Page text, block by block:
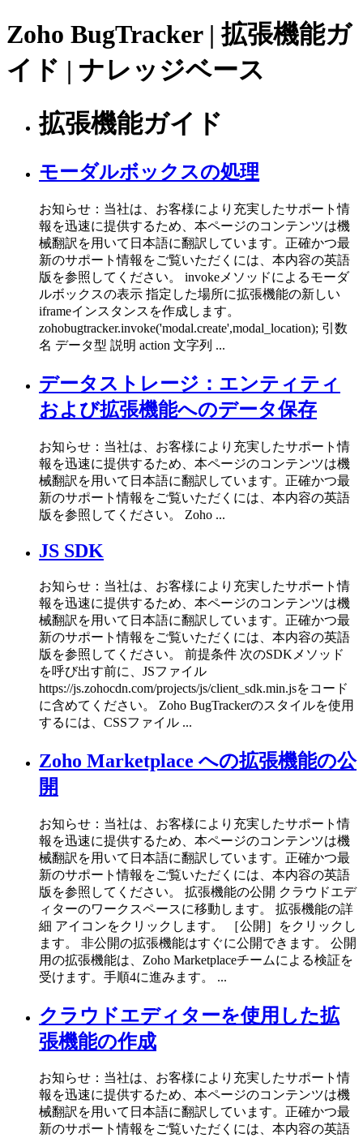
Zoho BugTracker | 拡張機能ガ
イド | ナレッジベース
拡張機能ガイド
モーダルボックスの処理
お知らせ：当社は、お客様により充実したサポート情
報を迅速に提供するため、本ページのコンテンツは機
械翻訳を用いて日本語に翻訳しています。正確かつ最
新のサポート情報をご覧いただくには、本内容の英語
版を参照してください。 invokeメソッドによるモーダ
ルボックスの表示 指定した場所に拡張機能の新しい
iframeインスタンスを作成します。
zohobugtracker.invoke('modal.create',modal_location); 引数
名 データ型 説明 action 文字列 ...
データストレージ：エンティティ
および拡張機能へのデータ保存
お知らせ：当社は、お客様により充実したサポート情
報を迅速に提供するため、本ページのコンテンツは機
械翻訳を用いて日本語に翻訳しています。正確かつ最
新のサポート情報をご覧いただくには、本内容の英語
版を参照してください。 Zoho ...
JS SDK
お知らせ：当社は、お客様により充実したサポート情
報を迅速に提供するため、本ページのコンテンツは機
械翻訳を用いて日本語に翻訳しています。正確かつ最
新のサポート情報をご覧いただくには、本内容の英語
版を参照してください。 前提条件 次のSDKメソッド
を呼び出す前に、JSファイル
https://js.zohocdn.com/projects/js/client_sdk.min.jsをコード
に含めてください。 Zoho BugTrackerのスタイルを使用
するには、CSSファイル ...
Zoho Marketplace への拡張機能の公
開
お知らせ：当社は、お客様により充実したサポート情
報を迅速に提供するため、本ページのコンテンツは機
械翻訳を用いて日本語に翻訳しています。正確かつ最
新のサポート情報をご覧いただくには、本内容の英語
版を参照してください。 拡張機能の公開 クラウドエデ
ィターのワークスペースに移動します。 拡張機能の詳
細 アイコンをクリックします。 ［公開］をクリックし
ます。 非公開の拡張機能はすぐに公開できます。 公開
用の拡張機能は、Zoho Marketplaceチームによる検証を
受けます。手順4に進みます。 ...
クラウドエディターを使用した拡
張機能の作成
お知らせ：当社は、お客様により充実したサポート情
報を迅速に提供するため、本ページのコンテンツは機
械翻訳を用いて日本語に翻訳しています。正確かつ最
新のサポート情報をご覧いただくには、本内容の英語